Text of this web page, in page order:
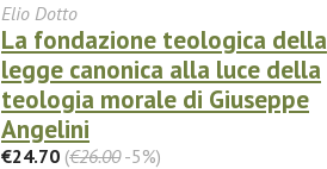
Elio Dotto
La fondazione teologica della
legge canonica alla luce della
teologia morale di Giuseppe
Angelini
€24.70 (€26.00-5%)